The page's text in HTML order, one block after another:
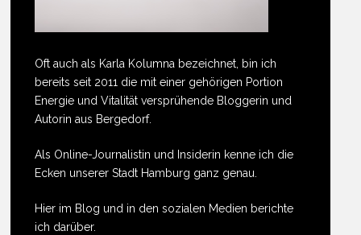
Oft auch als Karla Kolumna bezeichnet, bin ich
bereits seit 2011 die mit einer gehörigen Portion
Energie und Vitalität versprühende Bloggerin und
Autorin aus Bergedorf.
Als Online-Journalistin und Insiderin kenne ich die
Ecken unserer Stadt Hamburg ganz genau.
Hier im Blog und in den sozialen Medien berichte
ich darüber.